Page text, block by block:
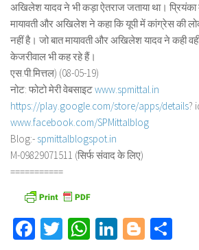
अखिलेश यादव ने भी कड़ा ऐतराज जताया था।
मायावती और अखिलेश ने कहा कि यूपी में कांग्रेस की
नहीं है। जो बात मायावती और अखिलेश यादव ने कही
केजरीवाल भी कह रहे हैं।
एस.पी.मित्तल) (08-05-19)
नोट: फोटो मेरी वेबसाइटwww.spmittal.in
https://play.google.com/store/apps/details?
www.facebook.com/SPMittalblog
Blog:- spmittalblogspot.in
M-09829071511 (सिर्फ संवाद के लिए)
===========
Facebook
TwitterWhatsApp
LinkedIn
Blogger